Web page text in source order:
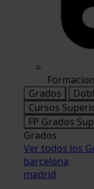
Grados
Cursos
FP Grados
Grados
Ver todos los
barcelona
madrid